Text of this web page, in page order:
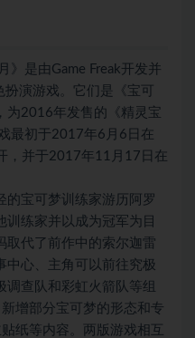
》是由Game Freak开发并
演游戏。它们是《宝可
为2016年发售的《精灵宝
最初于2017年6月6日在
，并于2017年11月17日在
的宝可梦训练家游历阿罗
训练家并以成为冠军为目
取代了前作中的索尔迦雷
中心、主角可以前往究极
调查队和彩虹火箭队等组
增部分宝可梦的形态和专
纸等内容。两版游戏相互